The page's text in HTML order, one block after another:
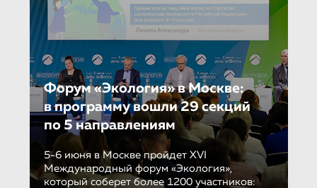
Форум «Экология» в Москве:
в программу вошли 29 секций
по 5 направле­ни­ям
5-6 июня в Москве пройдет XVI
Международный форум «Экология»,
который соберет более 1200 участников: